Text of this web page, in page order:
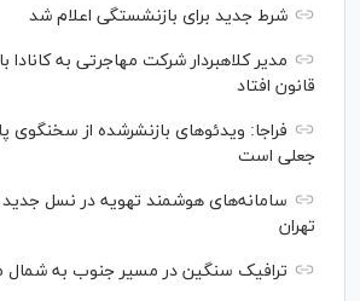
شرط جدید برای بازنشستگی اعلام شد
قانون افتاد
فراجا: ویدئو‌های بازنشرشده از
جعلی است
سامانه‌های هوشمند تهویه در نسل جدید
تهران
ترافیک سنگین در مسیر جنوب به شمال